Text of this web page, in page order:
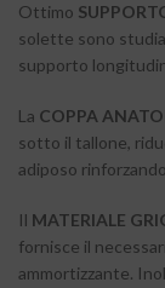
Ottimo
solette sono
supporto
La COPPA
sotto il tallone,
adiposo
Il MATERIALE
fornisce il
ammortizzante.